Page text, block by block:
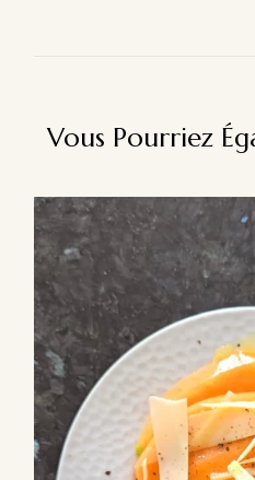
Vous Pourriez